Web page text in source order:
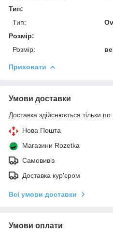
Тип:
Тип:
Розмір:
Розмір:
Приховати
Умови доставки
Доставка здійснюється тільки по
Нова Пошта
Магазини Rozetka
Самовивіз
Доставка кур'єром
Всі умови доставки
Умови оплати